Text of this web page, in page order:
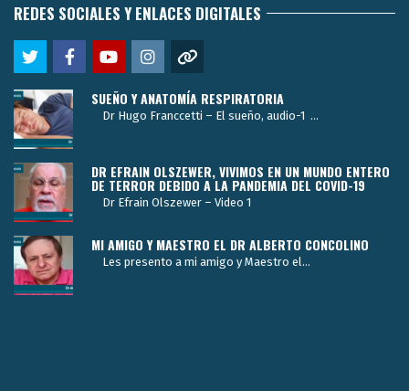
REDES SOCIALES Y ENLACES DIGITALES
SUEÑO Y ANATOMÍA RESPIRATORIA
Dr Hugo Franccetti – El sueño, audio-1 ...
DR EFRAIN OLSZEWER, VIVIMOS EN UN MUNDO ENTERO
DE TERROR DEBIDO A LA PANDEMIA DEL COVID-19
Dr Efrain Olszewer – Video 1
MI AMIGO Y MAESTRO EL DR ALBERTO CONCOLINO
Les presento a mi amigo y Maestro el...